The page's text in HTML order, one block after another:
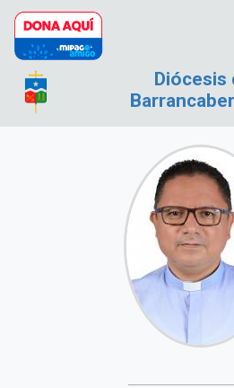
Pasar al contenido principal
Diócesis